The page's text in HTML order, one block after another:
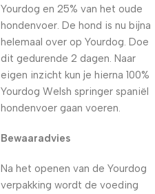
Yourdog en 25% van het oude
hondenvoer. De hond is nu bijna
helemaal over op Yourdog. Doe
dit gedurende 2 dagen. Naar
eigen inzicht kun je hierna 100%
Yourdog Welsh springer spaniël
hondenvoer gaan voeren.
Bewaaradvies
Na het openen van de Yourdog
verpakking wordt de voeding